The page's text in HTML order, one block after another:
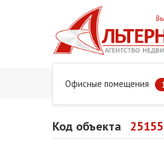
Офисные помещения
Главная Предложения
Код объекта